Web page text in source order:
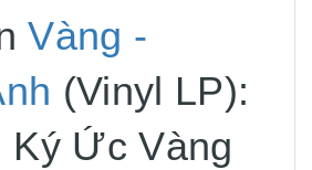
Vàng -
(Vinyl LP):
Ký Ức Vàng